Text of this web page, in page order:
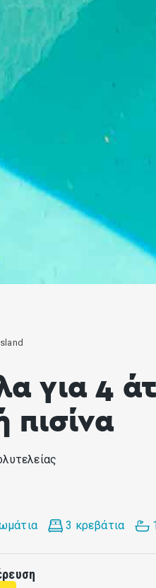
για 4
πισίνα
3 κρεβάτια